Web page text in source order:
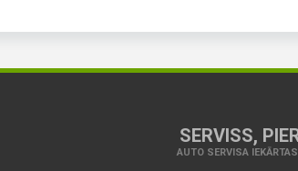
SERVISS,
AUTO SERVISA